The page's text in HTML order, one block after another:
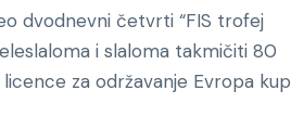
dvodnevni četvrti “FIS trofej
i slaloma takmičiti 80
za održavanje Evropa kup